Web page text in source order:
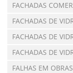
FACHADAS
FACHADAS DE
FACHADAS DE
FACHADAS DE
FALHAS EM